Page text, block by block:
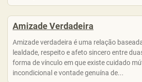
Amizade Verdadeira
Amizade verdadeira é uma relação
lealdade, respeito e afeto sincero entre
forma de vínculo em que existe cuidado
incondicional e vontade genuína de...